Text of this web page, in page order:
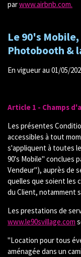
parwww.airbnb.com.
Le 90's
Photobooth &
En vigueur au 01/05/
Article 1 - Champs
Les présentes
accessibles à tout
s'appliquent à toutes
90's Mobile" conclues
Vendeur"), auprès de
quelles que soient les
du Client, notamment
Les prestations de
www.le90svillage.com
"Location pour tous
aménagée dans un